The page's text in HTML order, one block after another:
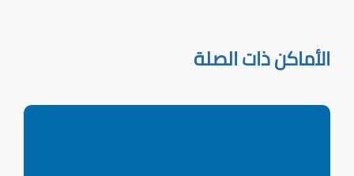
الأماكن ذات الصلة